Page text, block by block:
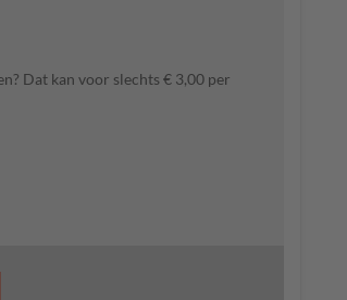
Dat kan voor slechts € 3,00 per